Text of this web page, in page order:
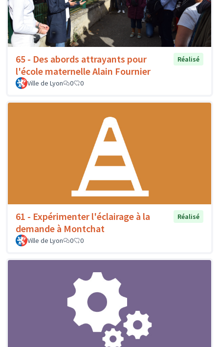
65 - Des abords attrayants pour
l'école maternelle Alain Fournier
Réalisé
Ville de Lyon 0 0
61 - Expérimenter l'éclairage à la
demande à Montchat
Réalisé
Ville de Lyon 0 0